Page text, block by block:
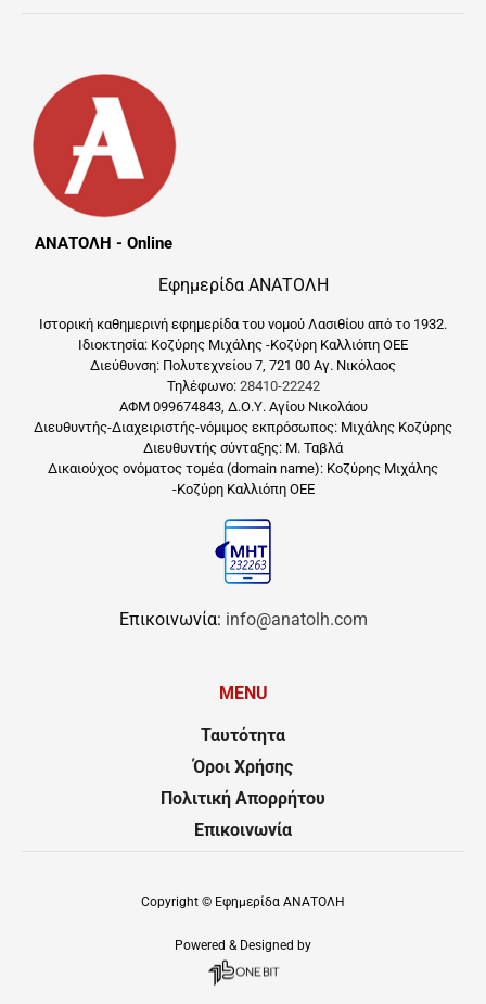
ΑΝΑΤΟΛΗ - Online
Εφημερίδα ΑΝΑΤΟΛΗ
Ιστορική καθημερινή εφημερίδα του νομού Λασιθίου από το 1932.
Ιδιοκτησία: Κοζύρης Μιχάλης -Κοζύρη Καλλιόπη ΟΕΕ
Διεύθυνση: Πολυτεχνείου 7, 721 00 Αγ. Νικόλαος
Τηλέφωνο: 28410-22242
ΑΦΜ 099674843, Δ.Ο.Υ. Αγίου Νικολάου
Διευθυντής-Διαχειριστής-νόμιμος εκπρόσωπος: Μιχάλης Κοζύρης
Διευθυντής σύνταξης: Μ. Ταβλά
Δικαιούχος ονόματος τομέα (domain name): Κοζύρης Μιχάλης
-Κοζύρη Καλλιόπη ΟΕΕ
Επικοινωνία: info@anatolh.com
MENU
Ταυτότητα
Όροι Χρήσης
Πολιτική Απορρήτου
Επικοινωνία
Copyright © Εφημερίδα ΑΝΑΤΟΛΗ
Powered & Designed by